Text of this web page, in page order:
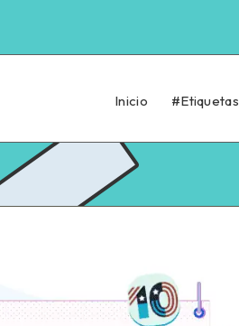
Inicio #Etiquetas